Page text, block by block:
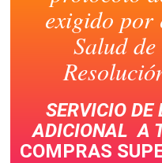
ARCHIVADOR DE
FUELLE 12 BOLSILLOS
KM AZUL T. OFICIO
exigido
Salud
SERVICIO DE
ADICIONAL A
COMPRAS